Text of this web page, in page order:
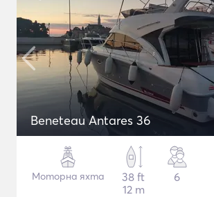
Beneteau Antares 36
Моторна яхта
38 ft
12 m
6